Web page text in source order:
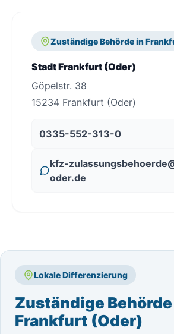
Zuständige Behörde in
Stadt Frankfurt (Oder)
Göpelstr. 38
15234 Frankfurt (Oder)
0335-552-313-0
kfz-
oder.de
Lokale Differenzierung
Zuständige
Frankfurt (Oder)